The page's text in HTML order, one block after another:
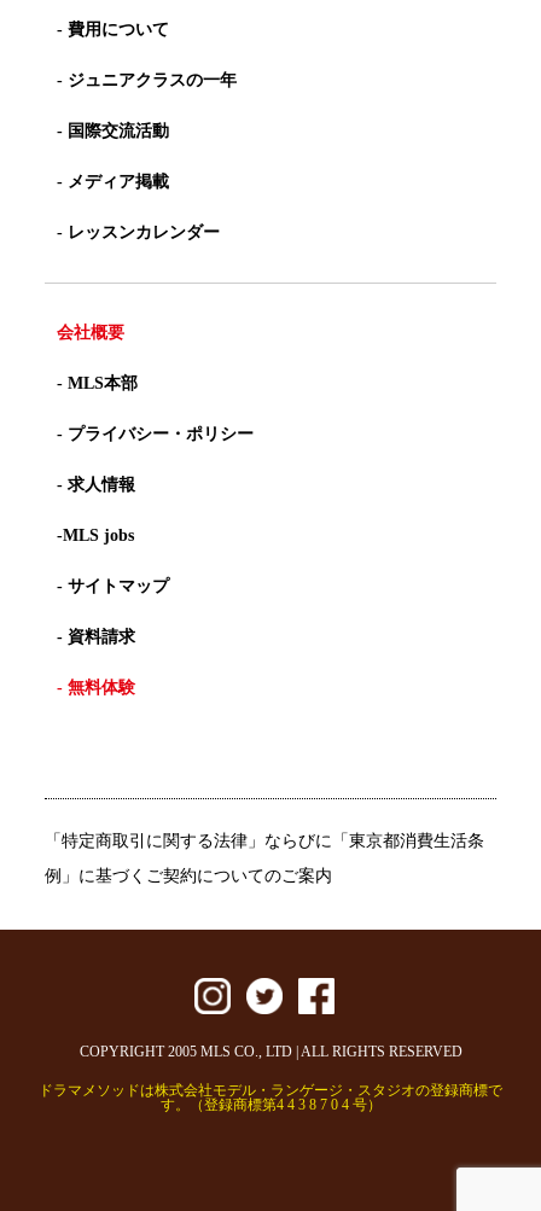
- 費用について
- ジュニアクラスの一年
- 国際交流活動
- メディア掲載
- レッスンカレンダー
会社概要
- MLS本部
- プライバシー・ポリシー
- 求人情報
-MLS jobs
- サイトマップ
- 資料請求
- 無料体験
「特定商取引に関する法律」ならびに「東京都消費生活条
例」に基づくご契約についてのご案内
COPYRIGHT 2005 MLS CO., LTD | ALL RIGHTS RESERVED
ドラマメソッドは株式会社モデル・ランゲージ・スタジオの登録商標で
す。（登録商標第4 4 3 8 7 0 4 号）